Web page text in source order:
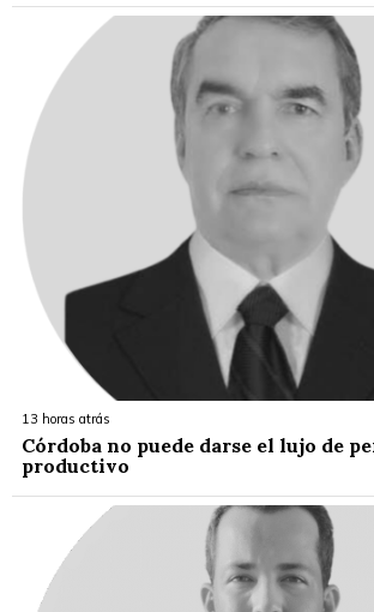
13 horas atrás
Córdoba no puede darse el lujo de
productivo